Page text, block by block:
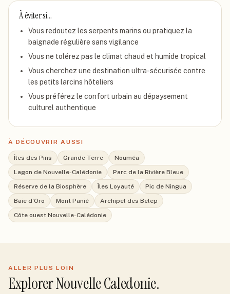
À éviter si…
Vous redoutez les serpents marins ou pratiquez la
baignade régulière sans vigilance
Vous ne tolérez pas le climat chaud et humide tropical
Vous cherchez une destination ultra-sécurisée contre
les petits larcins hôteliers
Vous préférez le confort urbain au dépaysement
culturel authentique
À DÉCOUVRIR AUSSI
Îles des Pins Grande Terre
Nouméa
Lagon de Nouvelle-Calédonie
Parc de la Rivière Bleue
Réserve de la Biosphère
Îles Loyauté
Pic de Ningua
Baie d'Oro
Mont Panié
Archipel des Belep
Côte ouest Nouvelle-Calédonie
ALLER PLUS LOIN
ExplorerNouvelle Caledonie.